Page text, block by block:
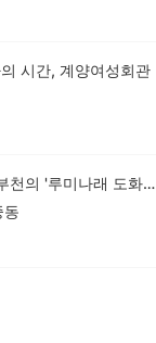
시간, 계양여성회관
환상적인 빛의 향연, 부천의 '루미나래 도화몽'에 다녀왔어요
동